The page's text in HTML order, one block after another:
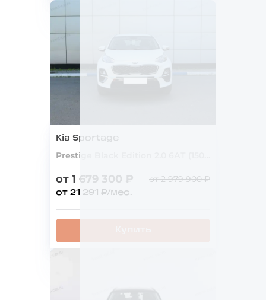
Kia Sportage
от 1 679 300 ₽ от 2 979 900 ₽
от 21 291 ₽/мес.